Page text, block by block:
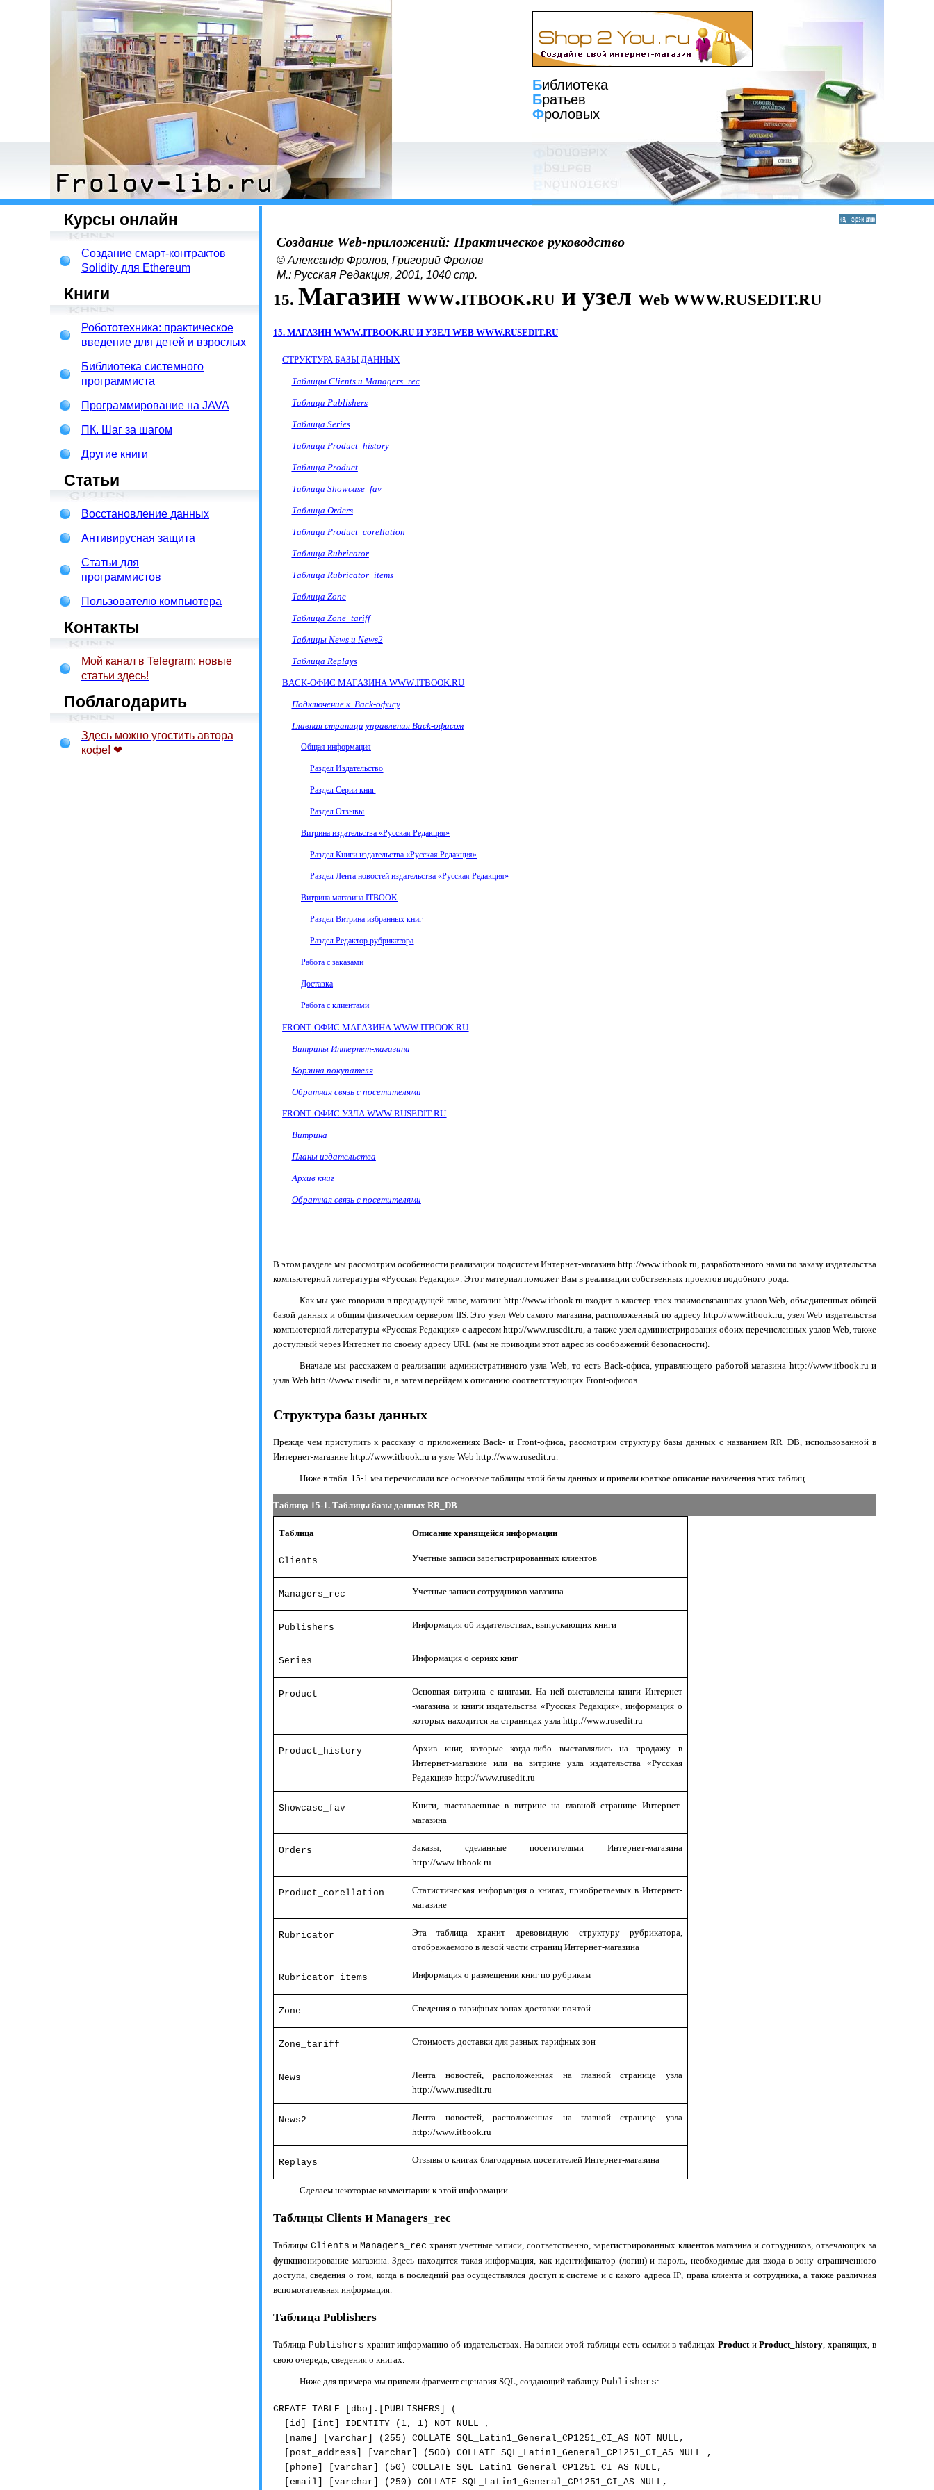
Библиотека
Братьев
Фроловых
Курсы онлайн
Создание смарт-контрактов
Solidity для Ethereum
Книги
Робототехника: практическое
введение для детей и взрослых
Библиотека системного
программиста
Программирование на JAVA
ПК. Шаг за шагом
Другие книги
Статьи
Восстановление данных
Антивирусная защита
Статьи для
программистов
Пользователю компьютера
Контакты
Мой канал в Telegram: новые
статьи здесь!
Поблагодарить
Здесь можно угостить автора
кофе! ❤
Создание Web-приложений: Практическое руководство
© Александр Фролов, Григорий Фролов
М.: Русская Редакция, 2001, 1040 стр.
15. Магазин WWW.ITBOOK.RU и узел Web WWW.RUSEDIT.RU
15. МАГАЗИН WWW.ITBOOK.RU И УЗЕЛ WEB WWW.RUSEDIT.RU
СТРУКТУРА БАЗЫ ДАННЫХ
ТаблицыClients и Managers_rec
Таблица Publishers
Таблица Series
Таблица Product_history
Таблица Product
Таблица Showcase_fav
Таблица Orders
Таблица Product_ corellation
Таблица Rubricator
Таблица Rubricator_items
Таблица Zone
Таблица Zone_ tariff
Таблицы Newsи News2
Таблица Replays
BACK-ОФИС МАГАЗИНАWWW.ITBOOK.RU
Подключение к Back-офису
Главная страница управления Back-офисом
Общая информация
Раздел Издательство
Раздел Серии книг
Раздел Отзывы
Витрина издательства «Русская Редакция»
Раздел Книги издательства «Русская Редакция»
Раздел Лента новостей издательства «Русская Редакция»
Витрина магазина ITBOOK
Раздел Витрина избранных книг
Раздел Редактор рубрикатора
Работа с заказами
Доставка
Работа с клиентами
FRONT-ОФИС МАГАЗИНАWWW.ITBOOK.RU
Витрины Интернет-магазина
Корзина покупателя
Обратная связь с посетителями
FRONT-ОФИС УЗЛАWWW.RUSEDIT.RU
Витрина
Планы издательства
Архив книг
Обратная связь с посетителями
В этом разделе мы рассмотрим особенности реализации подсистем Интернет-магазина http://www.itbook.ru, разработанного нами по заказу издательства
компьютерной литературы «Русская Редакция». Этот материал поможет Вам в реализации собственных проектов подобного рода.
Как мы уже говорили в предыдущей главе, магазин http://www.itbook.ruвходит в кластер трех взаимосвязанных узловWeb, объединенных общей
базой данных и общим физическим сервером IIS. Это узел Web самого магазина, расположенный по адресуhttp://www.itbook.ru, узелWeb издательства
компьютерной литературы «Русская Редакция» с адресомhttp://www.rusedit.ru, а также узел администрирования обоих перечисленных узлов Web, также
доступный через Интернет по своему адресу URL (мы не приводим этот адрес из соображений безопасности).
Вначале мы расскажем о реализации административного узла Web, то есть Back-офиса, управляющего работой магазина http://www.itbook.ruи
узла Web http://www.rusedit.ru, а затем перейдем к описанию соответствующих Front-офисов.
Структура базы данных
Прежде чем приступить к рассказу о приложенияхBack- иFront-офиса, рассмотрим структуру базы данных с названиемRR _DB, использованной в
Интернет-магазине http://www.itbook.ru и узле Web http://www.rusedit.ru.
Ниже в табл. 15-1 мы перечислили все основные таблицы этой базы данных и привели краткое описание назначения этих таблиц.
Таблица 15-1. Таблицы базы данных RR_ DB
Таблица Описание хранящейся информации
Clients Учетные записи зарегистрированных клиентов
Managers rec Учетные записи сотрудников магазина
Publishers Информация об издательствах, выпускающих книги
Series Информация о сериях книг
Product
Основная витрина с книгами. На ней выставлены книги Интернет
-магазина и книги издательства «Русская Редакция», информация о
которых находится на страницах узлаhttp://www.rusedit.ru
Product_history
Архив книг, которые когда-либо выставлялись на продажу в
Интернет-магазине или на витрине узла издательства «Русская
Редакция»http://www.rusedit.ru
Showcase_fav
Книги, выставленные в витрине на главной странице Интернет-
магазина
Orders
Заказы, сделанные посетителями Интернет-магазина
http://www.itbook.ru
Product_corellation
Статистическая информация о книгах, приобретаемых в Интернет-
магазине
Rubricator
Эта таблица хранит древовидную структуру рубрикатора,
отображаемого в левой части страниц Интернет-магазина
Rubricator_items Информация о размещении книг по рубрикам
Zone Сведения о тарифных зонах доставки почтой
Zone_tariff Стоимость доставки для разных тарифных зон
News
Лента новостей, расположенная на главной странице узла
http://www.rusedit.ru
News2
Лента новостей, расположенная на главной странице узла
http://www.itbook.ru
Replays Отзывы о книгах благодарных посетителей Интернет-магазина
Сделаем некоторые комментарии к этой информации.
Таблицы Clients и Managers_rec
Таблицы Clients и Managers_rec хранят учетные записи, соответственно, зарегистрированных клиентов магазина и сотрудников, отвечающих за
функционирование магазина. Здесь находится такая информация, как идентификатор (логин) и пароль, необходимые для входа в зону ограниченного
доступа, сведения о том, когда в последний раз осуществлялся доступ к системе и с какого адресаIP, права клиента и сотрудника, а также различная
вспомогательная информация.
Таблица Publishers
Таблица Publishers хранит информацию об издательствах. На записи этой таблицы есть ссылки в таблицах ProductиProduct_history, хранящих, в
свою очередь, сведения о книгах.
Ниже для примера мы привели фрагмент сценария SQL, создающий таблицу Publishers:
CREATE TABLE [dbo].[PUBLISHERS] (
[id] [int] IDENTITY (1, 1) NOT NULL ,
[name] [varchar] (255) COLLATE SQL_Latin1_General_CP1251_CI_AS NOT NULL,
[post_address] [varchar] (500) COLLATE SQL_Latin1_General_CP1251_CI_AS NULL ,
[phone] [varchar] (50) COLLATE SQL_Latin1_General_CP1251_CI_AS NULL,
[email] [varchar] (250) COLLATE SQL_Latin1_General_CP1251_CI_AS NULL,